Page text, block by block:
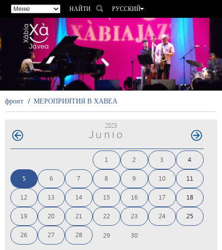
НАЙТИ
РУССКИЙ
ESPAÑOL
VALENCIÀ
FRANÇAIS
DEUTSCH
фронт МЕРОПРИЯТИЯ В ХАВЕА
2023
Junio
1 2 3 4
5 6 7 8 9 10 11
12 13 14 15 16 17 18
19 20 21 22 23 24 25
26 27 28 29 30